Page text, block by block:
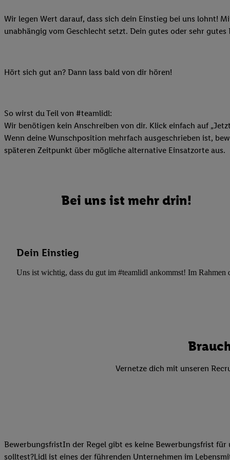
Wir legen Wert darauf, dass sich dein Einstieg bei uns lohnt!
unabhängig vom Geschlecht setzt. Dein gutes oder sehr
Hört sich gut an? Dann lass bald von dir hören!
So wirst du Teil von #teamlidl:
Wir benötigen kein Anschreiben von dir. Klick einfach auf
Wenn deine Wunschposition mehrfach ausgeschrieben ist,
späteren Zeitpunkt über mögliche alternative Einsatzorte aus.
Bei uns ist mehr drin!
Dein Einstieg
Uns ist wichtig, dass du gut im #teamlidl ankommst! Im Rahmen
Vernetze dich mit unseren
BewerbungsfristIn der Regel gibt es keine Bewerbungsfrist
solltest?Lidl ist eines der führenden Unternehmen im
auch Ihre in einen
Zudem erlauben Sie
Adresse und einer
Möglichkeit, Ihre
(„consenthub“)
oder
Klick auf
sämtlicher genannten
Gewährleistung der
oder Zugriff auf
reduzierter Daten